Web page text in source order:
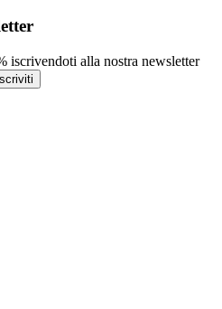
iscrivendoti alla nostra newsletter